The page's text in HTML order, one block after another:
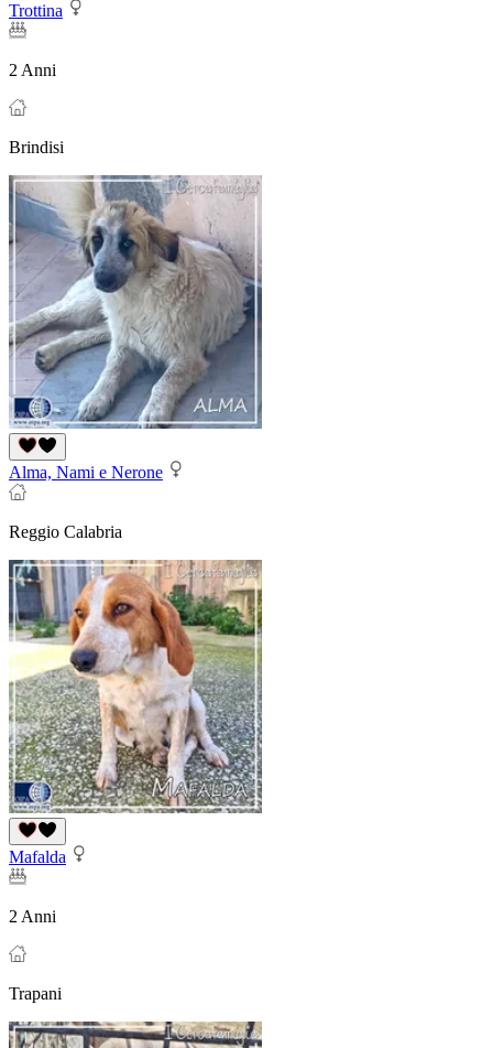
Trottina
2 Anni
Brindisi
Alma, Nami e Nerone
Reggio Calabria
Mafalda
2 Anni
Trapani